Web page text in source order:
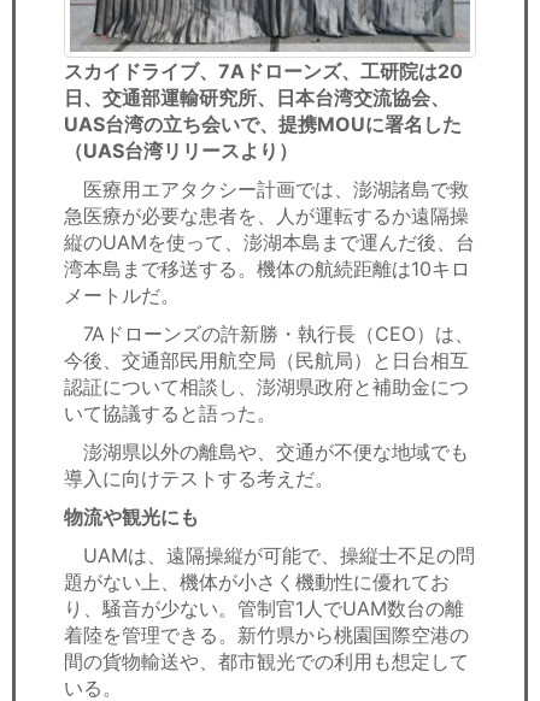
スカイドライブ、7Aドローンズ、工研院は20
日、交通部運輸研究所、日本台湾交流協会、
UAS台湾の立ち会いで、提携MOUに署名した
（UAS台湾リリースより）
医療用エアタクシー計画では、澎湖諸島で救
急医療が必要な患者を、人が運転するか遠隔操
縦のUAMを使って、澎湖本島まで運んだ後、台
湾本島まで移送する。機体の航続距離は10キロ
メートルだ。
7Aドローンズの許新勝・執行長（CEO）は、
今後、交通部民用航空局（民航局）と日台相互
認証について相談し、澎湖県政府と補助金につ
いて協議すると語った。
澎湖県以外の離島や、交通が不便な地域でも
導入に向けテストする考えだ。
物流や観光にも
UAMは、遠隔操縦が可能で、操縦士不足の問
題がない上、機体が小さく機動性に優れてお
り、騒音が少ない。管制官1人でUAM数台の離
着陸を管理できる。新竹県から桃園国際空港の
間の貨物輸送や、都市観光での利用も想定して
いる。